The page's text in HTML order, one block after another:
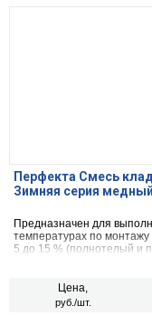
Перфекта Смесь
Зимняя серия
Предназначен для
температурах по
5 до 15 % (полнотелый и
Цена,
руб./шт.